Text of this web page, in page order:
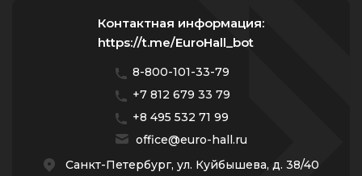
Контактная информация:
https://t.me/EuroHall_bot
8-800-101-33-79
+7 812 679 33 79
+8 495 532 71 99
office@euro-hall.ru
Санкт-Петербург, ул. Куйбышева, д. 38/40